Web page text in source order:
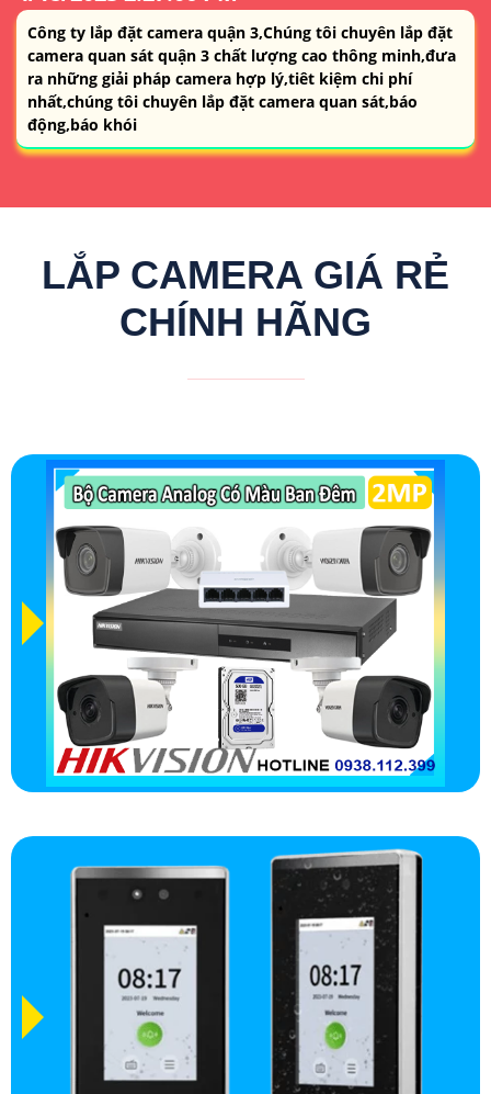
Công ty lắp đặt camera quận 3,Chúng tôi chuyên lắp đặt
camera quan sát quận 3 chất lượng cao thông minh,đưa
ra những giải pháp camera hợp lý,tiêt kiệm chi phí
nhất,chúng tôi chuyên lắp đặt camera quan sát,báo
động,báo khói
LẮP CAMERA GIÁ RẺ
CHÍNH HÃNG